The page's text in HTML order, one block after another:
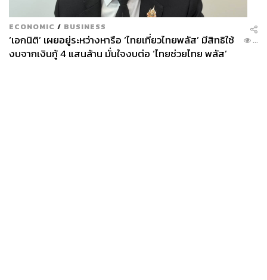
ECONOMIC / BUSINESS
‘เอกนิติ’ เผยอยู่ระหว่างหารือ ‘ไทยเที่ยวไทยพลัส’ มีสิทธิใช้
งบจากเงินกู้ 4 แสนล้าน มั่นใจงบต่อ ‘ไทยช่วยไทย พลัส’
...